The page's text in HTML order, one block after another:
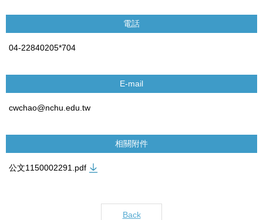
電話
04-22840205*704
E-mail
cwchao@nchu.edu.tw
相關附件
公文1150002291.pdf
Back